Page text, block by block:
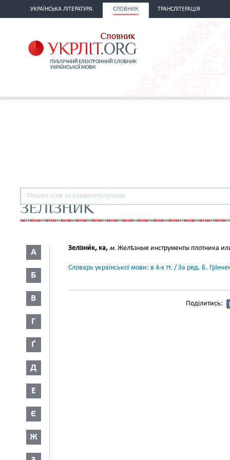
УКРАЇНСЬКА ЛІТЕРАТУРА СЛОВНИК ТРАНСЛІТЕРАЦІЯ
ЗЕЛІЗНИК
А
Б
В
Г
Ґ
Д
Е
Є
Ж
Зелізни́к, ка, м. Желѣзные инструменты плотника
Словарь української мови: в 4-х тт. / За ред. Б.
Поділитись: